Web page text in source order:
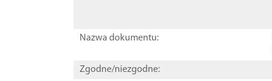
Nazwa dokumentu:
Zgodne/niezgodne: